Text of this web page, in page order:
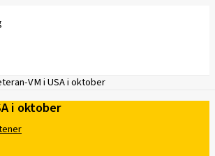
VM i USA i oktober
i oktober